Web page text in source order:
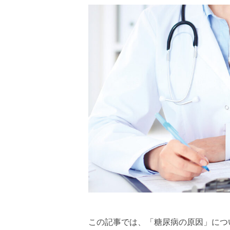
この記事では、「糖尿病の原因」に